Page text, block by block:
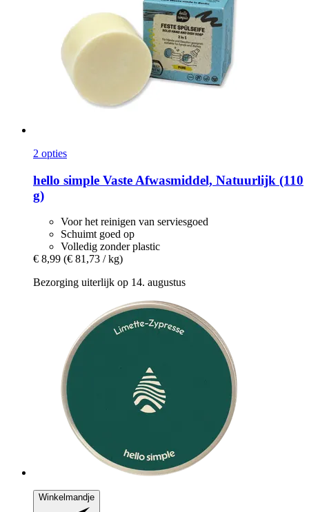
2 opties
hello simple Vaste Afwasmiddel, Natuurlijk (110
g)
Voor het reinigen van serviesgoed
Schuimt goed op
Volledig zonder plastic
€ 8,99 (€ 81,73 / kg)
Bezorging uiterlijk op 14. augustus
Winkelmandje